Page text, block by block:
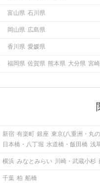
富山県 石川県
岡山県 広島県
香川県 愛媛県
福岡県 佐賀県 熊本県 大分県 宮
新宿 有楽町 銀座 東京(八重洲・丸
日本橋・八丁堀 水道橋・飯田橋 浅
横浜 みなとみらい 川崎・武蔵小杉
千葉 柏 船橋